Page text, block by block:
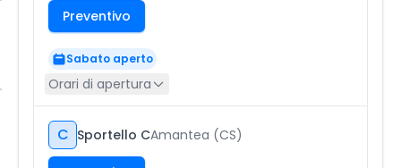
Preventivo
Sabato aperto
Orari di apertura
C Sportello CAmantea (CS)